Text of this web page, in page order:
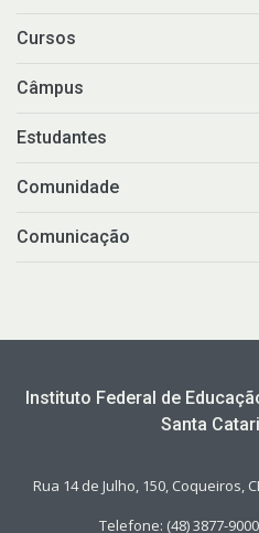
Cursos
Câmpus
Estudantes
Comunidade
Comunicação
Instituto Federal de
Santa
Rua 14 de Julho, 150, Coqueiros,
Telefone: (48) 3877-